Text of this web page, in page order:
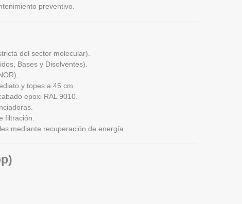
preventivo.
del sector molecular).
Bases y Disolventes).
y topes a 45 cm.
epoxi RAL 9010.
filtración.
mediante recuperación de energía.